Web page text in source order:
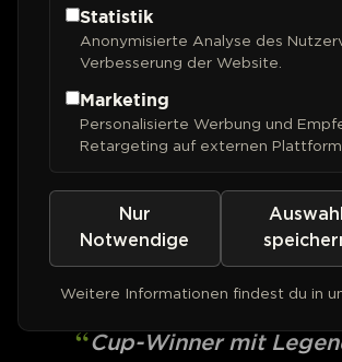
ROYAL QUEEN SEEDS
Legendary
Cup-Winner mit
Statistik
Anonymisierte Analyse des
Verbesserung der Website.
Marketing
Personalisierte Werbung und
Retargeting auf externen
Nur
Notwendige
Auswahl
Weitere Informationen findest du in